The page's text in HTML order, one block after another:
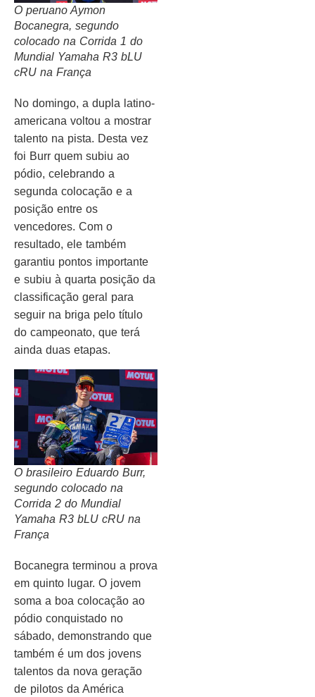
O peruano Aymon
Bocanegra, segundo
colocado na Corrida 1 do
Mundial Yamaha R3 bLU
cRU na França
No domingo, a dupla latino-
americana voltou a mostrar
talento na pista. Desta vez
foi Burr quem subiu ao
pódio, celebrando a
segunda colocação e a
posição entre os
vencedores. Com o
resultado, ele também
garantiu pontos importante
e subiu à quarta posição da
classificação geral para
seguir na briga pelo título
do campeonato, que terá
ainda duas etapas.
O brasileiro Eduardo Burr,
segundo colocado na
Corrida 2 do Mundial
Yamaha R3 bLU cRU na
França
Bocanegra terminou a prova
em quinto lugar. O jovem
soma a boa colocação ao
pódio conquistado no
sábado, demonstrando que
também é um dos jovens
talentos da nova geração
de pilotos da América